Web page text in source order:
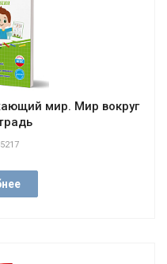
мир. Мир вокруг